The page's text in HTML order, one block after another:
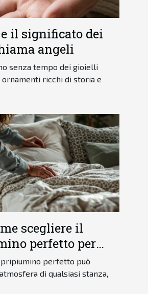
il significato dei
angeli
senza tempo dei gioielli
ornamenti ricchi di storia e
scegliere il
perfetto per
perfetto può
di qualsiasi stanza,